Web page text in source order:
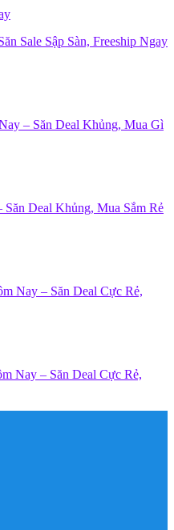
Sale Sập Sàn, Freeship Ngay
– Săn Deal Khủng, Mua Gì
Deal Khủng, Mua Sắm Rẻ
Nay – Săn Deal Cực Rẻ,
Nay – Săn Deal Cực Rẻ,